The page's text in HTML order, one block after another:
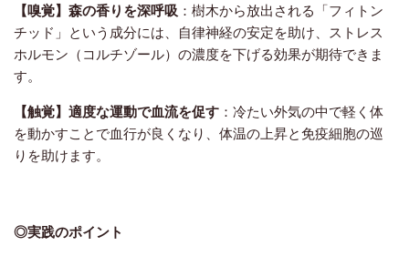
【嗅覚】 森の香りを深呼吸 ：樹木から放出される「フィトン
チッド」という成分には、自律神経の安定を助け、ストレス
ホルモン（コルチゾール）の濃度を下げる効果が期待できま
す。
【触覚】 適度な運動で血流を促す ：冷たい外気の中で軽く体
を動かすことで血行が良くなり、体温の上昇と免疫細胞の巡
りを助けます。
◎実践のポイント